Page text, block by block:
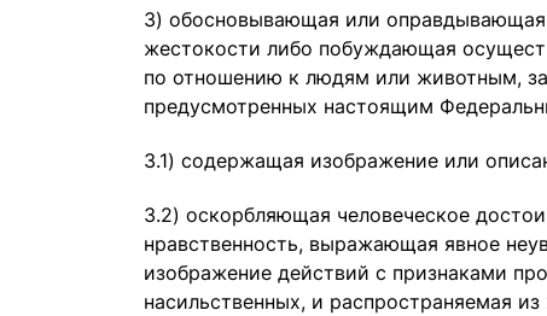
3) обосновывающая или
жестокости либо побуждающая
по отношению к людям или животным,
предусмотренных настоящим
3.1) содержащая изображение или
3.2) оскорбляющая человеческое
нравственность, выражающая явное
изображение действий с признаками
насильственных, и распространяемая